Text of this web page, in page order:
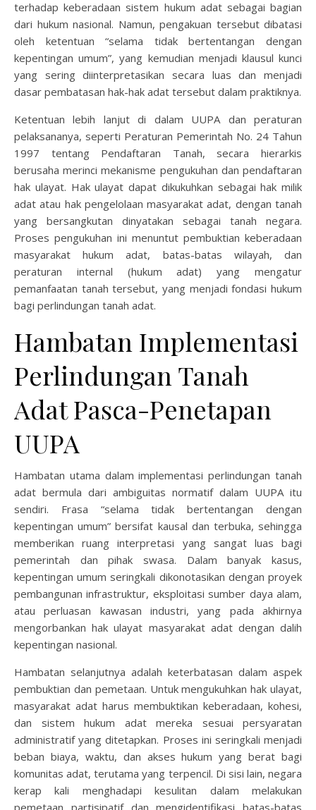
terhadap keberadaan sistem hukum adat sebagai bagian
dari hukum nasional. Namun, pengakuan tersebut dibatasi
oleh ketentuan “selama tidak bertentangan dengan
kepentingan umum”, yang kemudian menjadi klausul kunci
yang sering diinterpretasikan secara luas dan menjadi
dasar pembatasan hak-hak adat tersebut dalam praktiknya.
Ketentuan lebih lanjut di dalam UUPA dan peraturan
pelaksananya, seperti Peraturan Pemerintah No. 24 Tahun
1997 tentang Pendaftaran Tanah, secara hierarkis
berusaha merinci mekanisme pengukuhan dan pendaftaran
hak ulayat. Hak ulayat dapat dikukuhkan sebagai hak milik
adat atau hak pengelolaan masyarakat adat, dengan tanah
yang bersangkutan dinyatakan sebagai tanah negara.
Proses pengukuhan ini menuntut pembuktian keberadaan
masyarakat hukum adat, batas-batas wilayah, dan
peraturan internal (hukum adat) yang mengatur
pemanfaatan tanah tersebut, yang menjadi fondasi hukum
bagi perlindungan tanah adat.
Hambatan Implementasi
Perlindungan Tanah
Adat Pasca-Penetapan
UUPA
Hambatan utama dalam implementasi perlindungan tanah
adat bermula dari ambiguitas normatif dalam UUPA itu
sendiri. Frasa “selama tidak bertentangan dengan
kepentingan umum” bersifat kausal dan terbuka, sehingga
memberikan ruang interpretasi yang sangat luas bagi
pemerintah dan pihak swasa. Dalam banyak kasus,
kepentingan umum seringkali dikonotasikan dengan proyek
pembangunan infrastruktur, eksploitasi sumber daya alam,
atau perluasan kawasan industri, yang pada akhirnya
mengorbankan hak ulayat masyarakat adat dengan dalih
kepentingan nasional.
Hambatan selanjutnya adalah keterbatasan dalam aspek
pembuktian dan pemetaan. Untuk mengukuhkan hak ulayat,
masyarakat adat harus membuktikan keberadaan, kohesi,
dan sistem hukum adat mereka sesuai persyaratan
administratif yang ditetapkan. Proses ini seringkali menjadi
beban biaya, waktu, dan akses hukum yang berat bagi
komunitas adat, terutama yang terpencil. Di sisi lain, negara
kerap kali menghadapi kesulitan dalam melakukan